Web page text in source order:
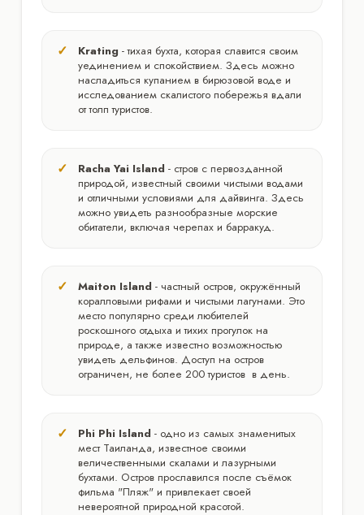
Krating - тихая бухта, которая славится своим
уединением и спокойствием. Здесь можно
насладиться купанием в бирюзовой воде и
исследованием скалистого побережья вдали
от толп туристов.
Racha Yai Island - стров с первозданной
природой, известный своими чистыми водами
и отличными условиями для дайвинга. Здесь
можно увидеть разнообразные морские
обитатели, включая черепах и барракуд.
Maiton Island - частный остров, окружённый
коралловыми рифами и чистыми лагунами. Это
место популярно среди любителей
роскошного отдыха и тихих прогулок на
природе, а также известно возможностью
увидеть дельфинов. Доступ на остров
ограничен, не более 200 туристов в день.
Phi Phi Island - одно из самых знаменитых
мест Таиланда, известное своими
величественными скалами и лазурными
бухтами. Остров прославился после съёмок
фильма "Пляж" и привлекает своей
невероятной природной красотой.